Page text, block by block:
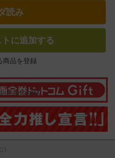
読み
に追加する
商品を登録